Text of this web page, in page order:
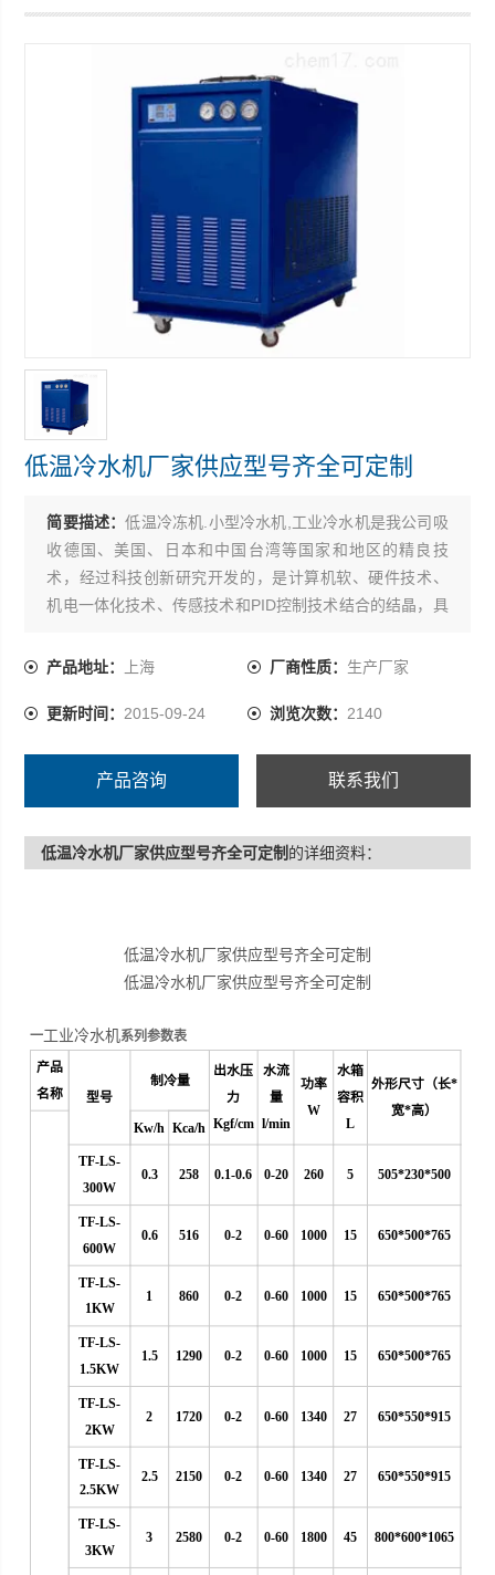
机厂家供应型号齐全可定制
低温冷水机厂家供应型号齐全可定制
简要描述：低温冷冻机.小型冷水机,工业冷水机是我公司吸
收德国、美国、日本和中国台湾等国家和地区的精良技
术，经过科技创新研究开发的，是计算机软、硬件技术、
机电一体化技术、传感技术和PID控制技术结合的结晶，具
应型号齐全可定制
产品地址： 上海 厂商性质： 生产厂家
更新时间： 2015-09-24 浏览次数： 2140
产品咨询 联系我们
低温冷水机厂家供应型号齐全可定制 的详细资料：
低温冷水机厂家供应型号齐全可定制
低温冷水机厂家供应型号齐全可定制
一工业冷水机系列参数表
产品
名称
型号
制冷量
出水压
力
Kgf/cm
水流
量
l/min
功率
W
水箱
容积
L
外形尺寸（长*
宽*高）
Kw/h Kca/h
TF-LS-
300W
0.3 258 0.1-0.6 0-20 260 5 505*230*500
TF-LS-
600W
0.6 516 0-2 0-60 1000 15 650*500*765
TF-LS-
1KW
1 860 0-2 0-60 1000 15 650*500*765
TF-LS-
1.5KW
1.5 1290 0-2 0-60 1000 15 650*500*765
TF-LS-
2KW
2 1720 0-2 0-60 1340 27 650*550*915
TF-LS-
2.5KW
2.5 2150 0-2 0-60 1340 27 650*550*915
TF-LS-
3KW
3 2580 0-2 0-60 1800 45 800*600*1065